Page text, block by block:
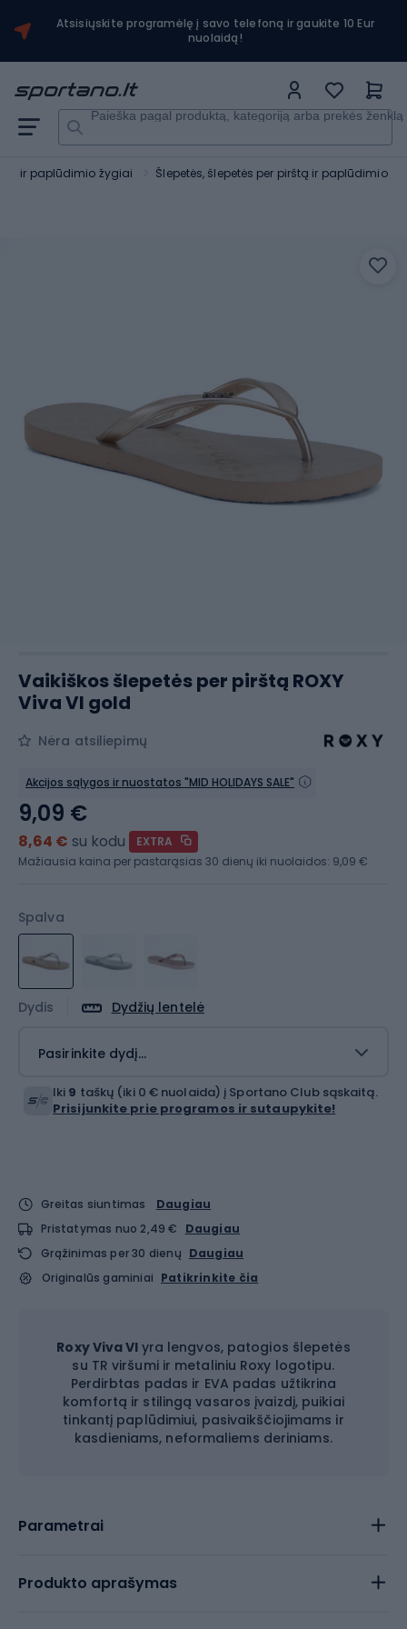
Atsisiųskite programėlę į savo telefoną ir gaukite 10 Eur
nuolaidą!
Paieška pagal produktą, kategoriją arba prekės ženklą
ir paplūdimio žygiai Šlepetės, šlepetės per pirštą ir paplūdimio
Vaikiškos šlepetės per pirštą ROXY
Viva VI gold
Nėra atsiliepimų
Akcijos sąlygos ir nuostatos "MID HOLIDAYS SALE"
Spalva
Dydis Dydžių lentelė
Pasirinkite dydį...
9,09 €
8,64 € su kodu
EXTRA
Mažiausia kaina per pastarąsias 30 dienų iki nuolaidos: 9,09 €
Iki 9 taškų (iki 0 € nuolaida) į Sportano Club sąskaitą.
Prisijunkite prie programos ir sutaupykite!
Greitas siuntimas
Daugiau
Pristatymas nuo 2,49 €
Daugiau
Grąžinimas per 30 dienų Daugiau
Originalūs gaminiai Patikrinkite čia
Roxy Viva VI yra lengvos, patogios šlepetės
su TR viršumi ir metaliniu Roxy logotipu.
Perdirbtas padas ir EVA padas užtikrina
komfortą ir stilingą vasaros įvaizdį, puikiai
tinkantį paplūdimiui, pasivaikščiojimams ir
kasdieniams, neformaliems deriniams.
Parametrai
Produkto aprašymas